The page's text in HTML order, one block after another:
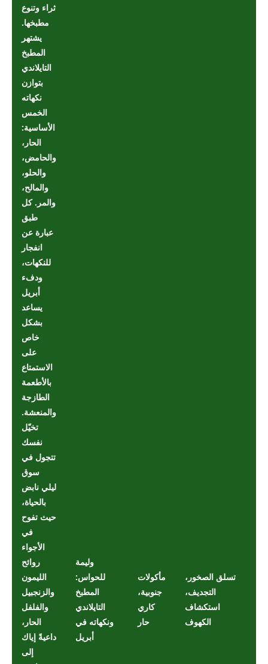
تسلق الصخور،
التجديف،
استكشاف
الكهوف
مأكولات
جنوبية،
كاري
حار
وليمة
للحواس:
المطبخ
التايلاندي
ونكهاته في
أبريل
ثراء وتنوع
مطبخها.
يشتهر
المطبخ
التايلاندي
بتوازن
نكهاته
الخمس
الأساسية:
الحار،
والحامض،
والحلو،
والمالح،
والمر. كل
طبق
عبارة عن
انفجار
للنكهات،
ودفء
أبريل
يساعد
بشكل
خاص
على
الاستمتاع
بالأطعمة
الطازجة
والمنعشة.
تخيّل
نفسك
تتجول في
سوق
ليلي نابض
بالحياة،
حيث تفوح
في
الأجواء
روائح
الليمون
والزنجبيل
والفلفل
الحار،
داعيةً إياك
إلى